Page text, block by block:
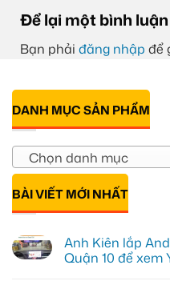
Để lại một bình luận
Bạn phải đăng nhập để
DANH MỤC SẢN PHẨM
Chọn danh mục
BÀI VIẾT MỚI NHẤT
Anh Kiên lắp
Quận 10 để xem